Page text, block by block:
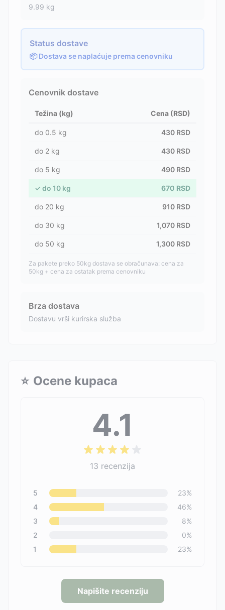
9.99 kg
Status dostave
📦 Dostava se naplaćuje prema cenovniku
Cenovnik dostave
Težina (kg) Cena (RSD)
do 0.5 kg 430 RSD
do 2 kg 430 RSD
do 5 kg 490 RSD
✓ do 10 kg 670 RSD
do 20 kg 910 RSD
do 30 kg 1,070 RSD
do 50 kg 1,300 RSD
Za pakete preko 50kg dostava se obračunava: cena za
50kg + cena za ostatak prema cenovniku
Brza dostava
Dostavu vrši kurirska služba
⭐ Ocene kupaca
4.1
13 recenzija
5 23%
4
46%
3
8%
2
0%
1
23%
Napišite recenziju